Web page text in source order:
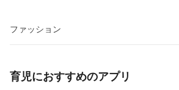
ファッション
育児におすすめのアプリ